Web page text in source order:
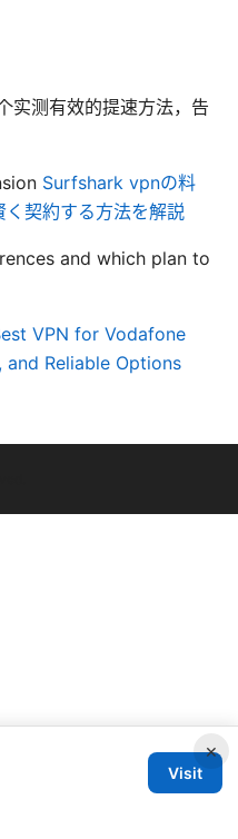
实测有效的提速方法，告
Surfshark vpnの料
契約する方法を解説
and which plan to
VPN for Vodafone
and Reliable Options
×
Visit